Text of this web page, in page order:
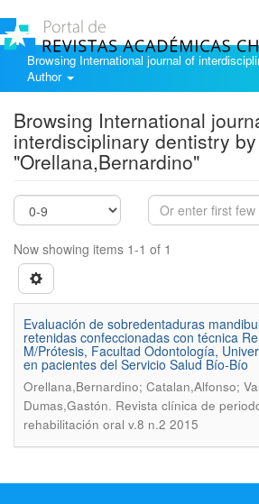
Browsing International journal of
Author
Browsing International
interdisciplinary dentistry
"Orellana,Bernardino"
Now showing items 1-1 of 1
Evaluación de sobredentaduras
retenidas confeccionadas con técnica
M/Prótesis, Facultad Odontología,
en pacientes del Servicio Salud Bío-Bío
Orellana,Bernardino; Catalan,Alfonso;
Dumas,Gastón. Revista clínica de
rehabilitación oral v.8 n.2 2015